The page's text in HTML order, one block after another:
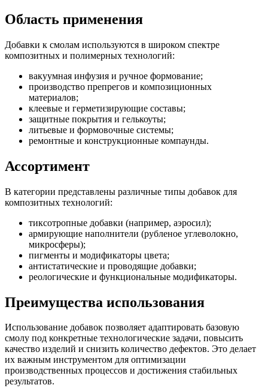
Область применения
Добавки к смолам используются в широком спектре
композитных и полимерных технологий:
вакуумная инфузия и ручное формование;
производство препрегов и композиционных
материалов;
клеевые и герметизирующие составы;
защитные покрытия и гелькоуты;
литьевые и формовочные системы;
ремонтные и конструкционные компаунды.
Ассортимент
В категории представлены различные типы добавок для
композитных технологий:
тиксотропные добавки (например, аэросил);
армирующие наполнители (рубленое углеволокно,
микросферы);
пигменты и модификаторы цвета;
антистатические и проводящие добавки;
реологические и функциональные модификаторы.
Преимущества использования
Использование добавок позволяет адаптировать базовую
смолу под конкретные технологические задачи, повысить
качество изделий и снизить количество дефектов. Это делает
их важным инструментом для оптимизации
производственных процессов и достижения стабильных
результатов.